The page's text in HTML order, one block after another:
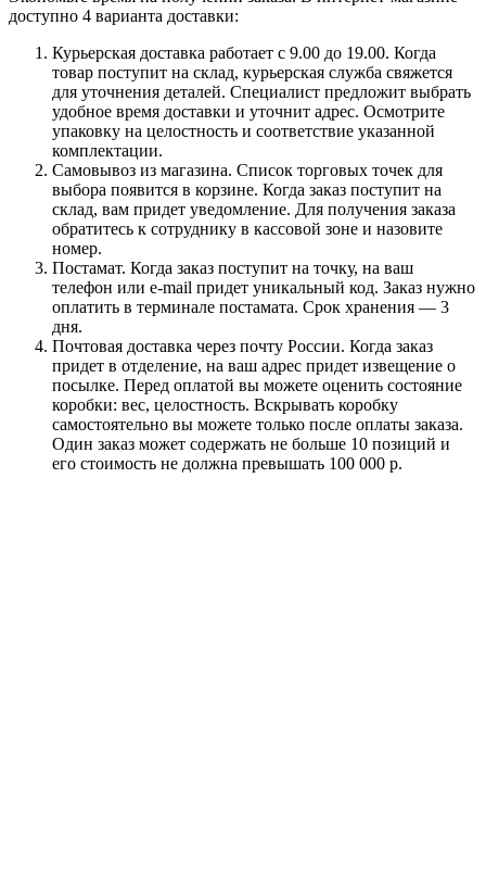
доступно 4 варианта доставки:
Курьерская доставка работает с 9.00 до 19.00. Когда
товар поступит на склад, курьерская служба свяжется
для уточнения деталей. Специалист предложит выбрать
удобное время доставки и уточнит адрес. Осмотрите
упаковку на целостность и соответствие указанной
комплектации.
Самовывоз из магазина. Список торговых точек для
выбора появится в корзине. Когда заказ поступит на
склад, вам придет уведомление. Для получения заказа
обратитесь к сотруднику в кассовой зоне и назовите
номер.
Постамат. Когда заказ поступит на точку, на ваш
телефон или e-mail придет уникальный код. Заказ нужно
оплатить в терминале постамата. Срок хранения — 3
дня.
Почтовая доставка через почту России. Когда заказ
придет в отделение, на ваш адрес придет извещение о
посылке. Перед оплатой вы можете оценить состояние
коробки: вес, целостность. Вскрывать коробку
самостоятельно вы можете только после оплаты заказа.
Один заказ может содержать не больше 10 позиций и
его стоимость не должна превышать 100 000 р.